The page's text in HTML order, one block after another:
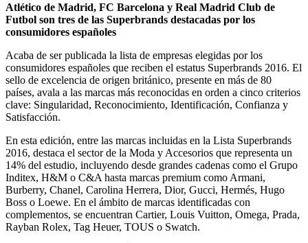
Atlético de Madrid, FC Barcelona y Real Madrid Club de
Futbol son tres de las Superbrands destacadas por los
consumidores españoles
Acaba de ser publicada la lista de empresas elegidas por los
consumidores españoles que reciben el estatus Superbrands 2016. El
sello de excelencia de origen británico, presente en más de 80
países, avala a las marcas más reconocidas en orden a cinco criterios
clave: Singularidad, Reconocimiento, Identificación, Confianza y
Satisfacción.
En esta edición, entre las marcas incluidas en la Lista Superbrands
2016, destaca el sector de la Moda y Accesorios que representa un
14% del estudio, incluyendo desde grandes cadenas como el Grupo
Inditex, H&M o C&A hasta marcas premium como Armani,
Burberry, Chanel, Carolina Herrera, Dior, Gucci, Hermés, Hugo
Boss o Loewe. En el ámbito de marcas identificadas con
complementos, se encuentran Cartier, Louis Vuitton, Omega, Prada,
Rayban Rolex, Tag Heuer, TOUS o Swatch.